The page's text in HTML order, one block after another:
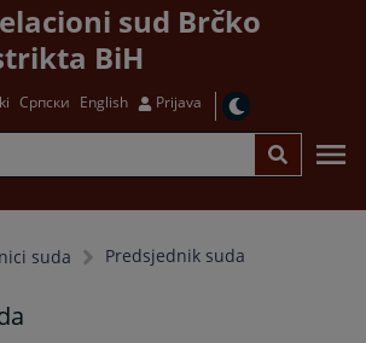
sud Brčko
BiH
Српски English Prijava
suda Predsjednik suda